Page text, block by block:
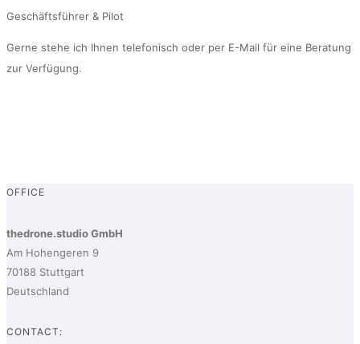
Geschäftsführer & Pilot
Gerne stehe ich Ihnen telefonisch oder per E-Mail für eine Beratung
zur Verfügung.
OFFICE
thedrone.studio GmbH
Am Hohengeren 9
70188 Stuttgart
Deutschland
CONTACT: